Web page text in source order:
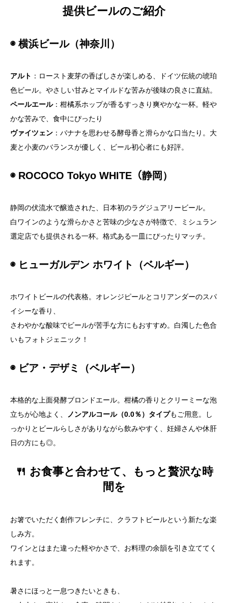
提供ビールのご紹介
◉ 横浜ビール（神奈川）
アルト ：ロースト麦芽の香ばしさが楽しめる、ドイツ伝統の琥珀
色ビール。やさしい甘みとマイルドな苦みが後味の良さに直結。
ペールエール：柑橘系ホップが香るすっきり爽やかな一杯。軽や
かな苦みで、食中にぴったり
ヴァイツェン ：バナナを思わせる酵母香と滑らかな口当たり。大
麦と小麦のバランスが優しく、ビール初心者にも好評。
◉ ROCOCO Tokyo WHITE（静岡）
静岡の伏流水で醸造された、日本初のラグジュアリービール。
白ワインのような滑らかさと苦味の少なさが特徴で、ミシュラン
選定店でも提供される一杯。格式ある一皿にぴったりマッチ。
◉ ヒューガルデン ホワイト（ベルギー）
ホワイトビールの代表格。オレンジピールとコリアンダーのスパ
イシーな香り、
さわやかな酸味でビールが苦手な方にもおすすめ。白濁した色合
いもフォトジェニック！
◉ ビア・デザミ（ベルギー）
本格的な上面発酵ブロンドエール。柑橘の香りとクリーミーな泡
立ちが心地よく、
ノンアルコール（0.0％）タイプもご用意。し
っかりとビールらしさがありながら飲みやすく、妊婦さんや休肝
日の方にも◎。
🍴 お食事と合わせて、もっと贅沢な時
間を
お箸でいただく創作フレンチに、クラフトビールという新たな楽
しみ方。
ワインとはまた違った軽やかさで、お料理の余韻を引き立ててく
れます。
暑さにほっと一息つきたいときも、